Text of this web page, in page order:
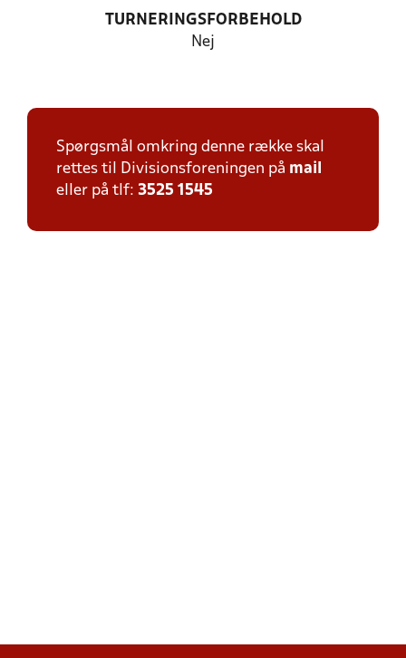
TURNERINGSFORBEHOLD
Nej
Spørgsmål omkring denne række skal
rettes til Divisionsforeningen på mail
eller på tlf: 3525 1545